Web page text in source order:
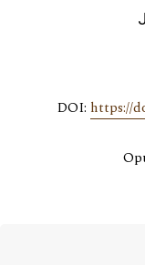
DOI: https://